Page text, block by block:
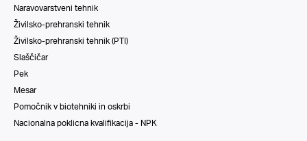
Naravovarstveni tehnik
Živilsko-prehranski tehnik
Živilsko-prehranski tehnik (PTI)
Slaščičar
Pek
Mesar
Pomočnik v biotehniki in oskrbi
Nacionalna poklicna kvalifikacija - NPK